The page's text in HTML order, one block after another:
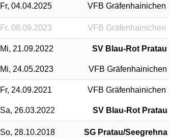
Fr, 04.04.2025 VFB Gräfenhainichen
Fr, 08.09.2023 VFB Gräfenhainichen
Mi, 21.09.2022 SV Blau-Rot Pratau
Mi, 24.05.2023 VFB Gräfenhainichen
Fr, 24.09.2021 VFB Gräfenhainichen
Sa, 26.03.2022 SV Blau-Rot Pratau
So, 28.10.2018 SG Pratau/Seegrehna